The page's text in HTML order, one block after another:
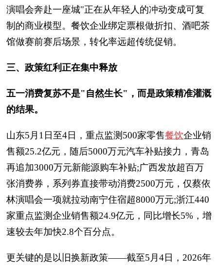
演唱会奔赴一座城"正在从年轻人的冲动变成可复
制的商业模型。餐饮企业绑定票根做折扣、酒吧茶
馆做赛前赛后场景，转化率远超传统促销。
三、政策红利正在集中释放
五一消费复苏不是"自然生长"，而是政策精准灌溉
的结果。
山东5月1日至4日，重点监测500家零售餐饮企业销
售额25.2亿元，随后5000万元汽车补贴接力，青岛
再追加3000万元新能源购车补贴;广西发放超百万
张消费券，系列券直接带动消费2500万元，仅蔡依
林演唱会一项就拉动南宁住宿超8000万元;浙江440
家重点监测企业销售额24.9亿元，同比增长5%，增
速较去年加快2.8个百分点。
更关键的是以旧换新政策——截至5月4日，2026年